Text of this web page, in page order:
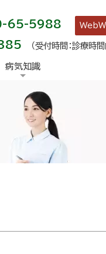
65-5988
（受付時間：診療時間
病気知識